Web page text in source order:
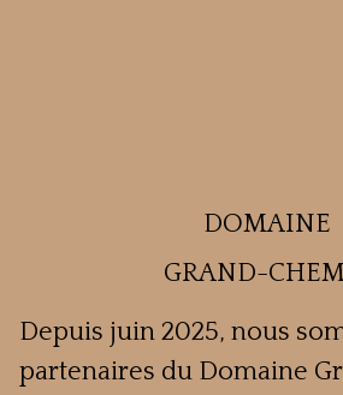
DOMAINE
GRAND-
Depuis juin 2025, nous
partenaires du Domaine